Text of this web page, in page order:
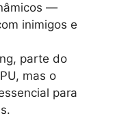
—
inimigos e
parte do
mas o
para